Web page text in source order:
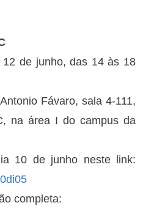
12 de junho, das 14 às 18
Fávaro, sala 4-111,
na área I do campus da
10 de junho neste link:
completa: